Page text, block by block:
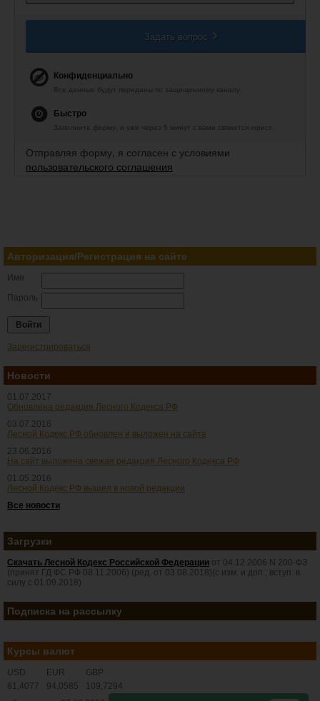
Задать вопрос
Конфиденциально
Все данные будут переданы по защищенному каналу.
Быстро
Заполните форму, и уже через 5 минут с вами свяжется юрист.
Отправляя форму, я согласен с условиями
пользовательского соглашения
Авторизация/Регистрация на сайте
Имя
Пароль
Зарегистрироваться
Новости
01.07.2017
Обновлена редакция Лесного Кодекса РФ
03.07.2016
Лесной Кодекс РФ обновлен и выложен на сайте
23.06.2016
На сайт выложена свежая редакция Лесного Кодекса РФ
01.05.2016
Лесной Кодекс РФ вышел в новой редакции
Все новости
Загрузки
Скачать Лесной Кодекс Российской Федерации от 04.12.2006 N 200-ФЗ
(принят ГД ФС РФ 08.11.2006) (ред. от 03.08.2018)(с изм. и доп., вступ. в
силу с 01.09.2018)
Подписка на рассылку
Курсы валют
USD EUR
GBP
81,4077
94,0585
109,7294